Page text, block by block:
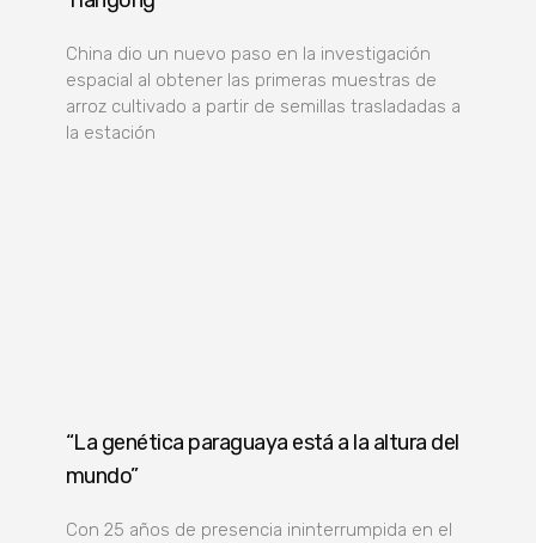
China dio un nuevo paso en la investigación
espacial al obtener las primeras muestras de
arroz cultivado a partir de semillas trasladadas a
la estación
“La genética paraguaya está a la altura del
mundo”
Con 25 años de presencia ininterrumpida en el